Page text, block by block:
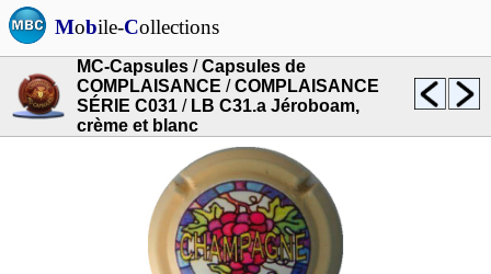
Mobile-Collections
MC-Capsules /Capsules de
COMPLAISANCE /COMPLAISANCE
SÉRIE C031 / LB C31.a Jéroboam,
crème et blanc